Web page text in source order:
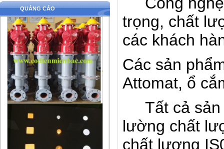
QUẢNG CÁO
trọng, chất
các khách
Các sản
Attomat, ổ
Tất cả sản
lường chất
chất lượng